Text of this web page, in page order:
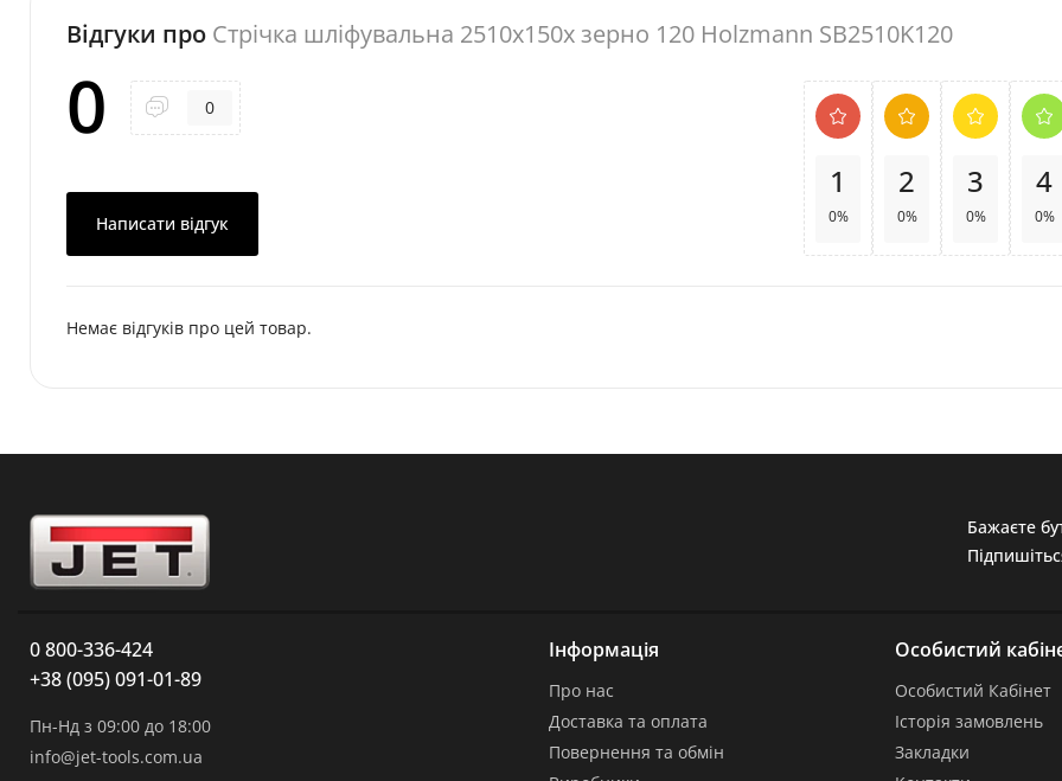
Відгуки про Стрічка шліфувальна 2510x150x зерно 120 Holzmann SB2510K120
0 0
Написати відгук
1
0%
2
0%
3
0%
4
0%
Немає відгуків про цей товар.
Бажаєте
0 800-336-424
+38 (095) 091-01-89
Пн-Нд з 09:00 до 18:00
info@jet-tools.com.ua
Інформація
Про нас
Доставка та оплата
Повернення та обмін
Особистий
Особистий Кабінет
Історія замовлень
Закладки